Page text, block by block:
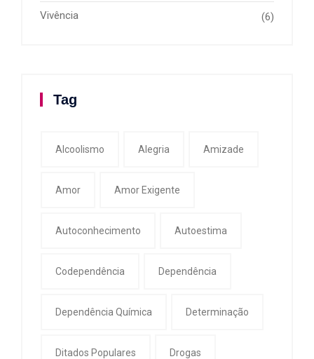
Vivência (6)
Tag
Alcoolismo Alegria Amizade
Amor Amor Exigente
Autoconhecimento Autoestima
Codependência Dependência
Dependência Química Determinação
Ditados Populares Drogas